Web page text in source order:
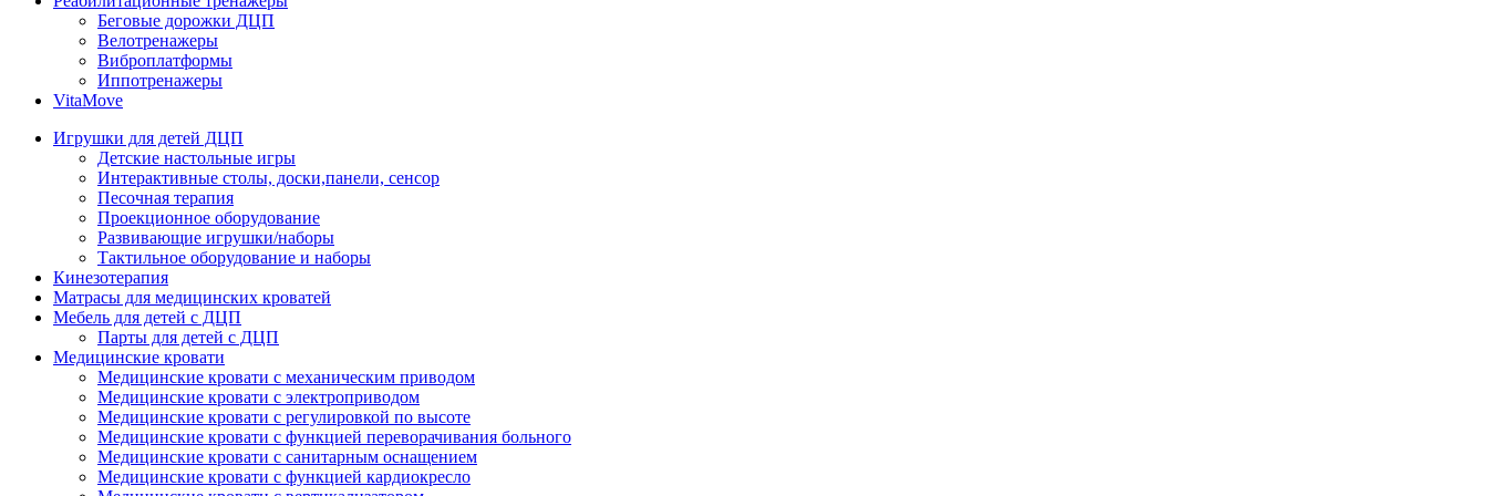
Беговые дорожки ДЦП
Велотренажеры
Виброплатформы
Иппотренажеры
VitaMove
Игрушки для детей ДЦП
Детские настольные игры
Интерактивные столы, доски,панели, сенсор
Песочная терапия
Проекционное оборудование
Развивающие игрушки/наборы
Тактильное оборудование и наборы
Кинезотерапия
Матрасы для медицинских кроватей
Мебель для детей с ДЦП
Парты для детей с ДЦП
Медицинские кровати
Медицинские кровати с механическим приводом
Медицинские кровати с электроприводом
Медицинские кровати с регулировкой по высоте
Медицинские кровати с функцией переворачивания больного
Медицинские кровати с санитарным оснащением
Медицинские кровати с функцией кардиокресло